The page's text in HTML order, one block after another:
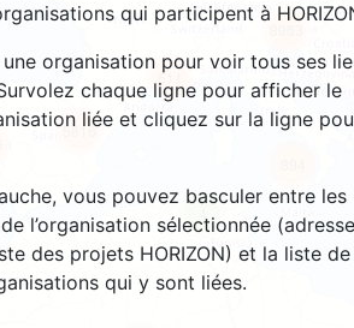
qui participent à
organisation pour voir tous ses
chaque ligne pour afficher le
liée et cliquez sur la ligne
vous pouvez basculer entre les
l’organisation sélectionnée
des projets HORIZON) et la liste de
qui y sont liées.
5816
511